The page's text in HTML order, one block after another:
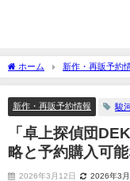
ホーム 新作・再販予約
概略と予約購入可能なショッ
新作・再販予約情報 駿
「卓上探偵団
略と予約購入可
2026年3月12日 2026年3月